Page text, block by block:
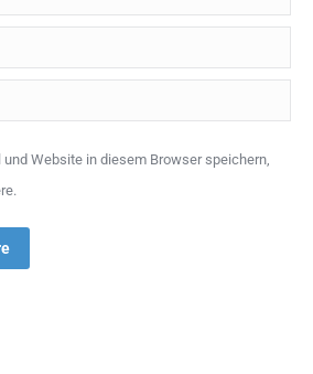
und Website in diesem Browser speichern,